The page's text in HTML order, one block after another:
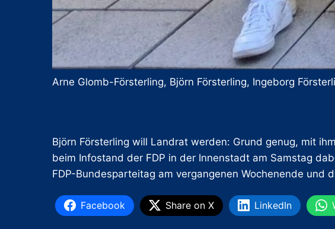
Arne Glomb-Försterling, Björn Försterling, Ingeborg
Björn Försterling will Landrat werden: Grund genug, mit
beim Infostand der FDP in der Innenstadt am Samstag
FDP-Bundesparteitag am vergangenen Wochenende und
Facebook Share on X LinkedIn